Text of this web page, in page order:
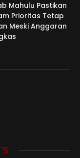
Mahulu Pastikan
Prioritas Tetap
Meski Anggaran